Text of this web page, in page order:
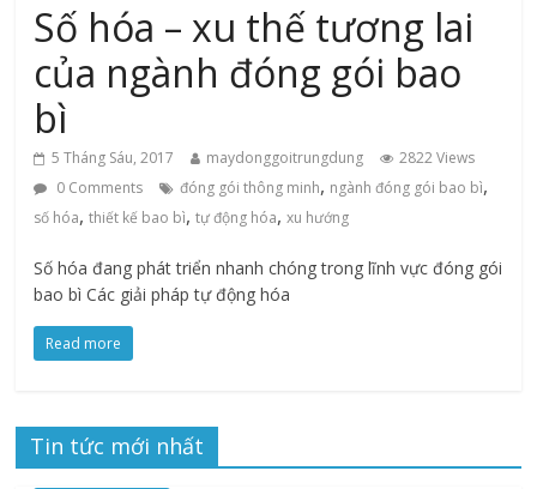
Số hóa – xu thế tương lai
của ngành đóng gói bao
bì
5 Tháng Sáu, 2017 maydonggoitrungdung
2822 Views
0 Comments
đóng gói thông minh, ngành đóng gói bao bì,
số hóa,thiết kế bao bì,tự động hóa,xu hướng
Số hóa đang phát triển nhanh chóng trong lĩnh vực đóng gói
bao bì Các giải pháp tự động hóa
Read more
Tin tức mới nhất